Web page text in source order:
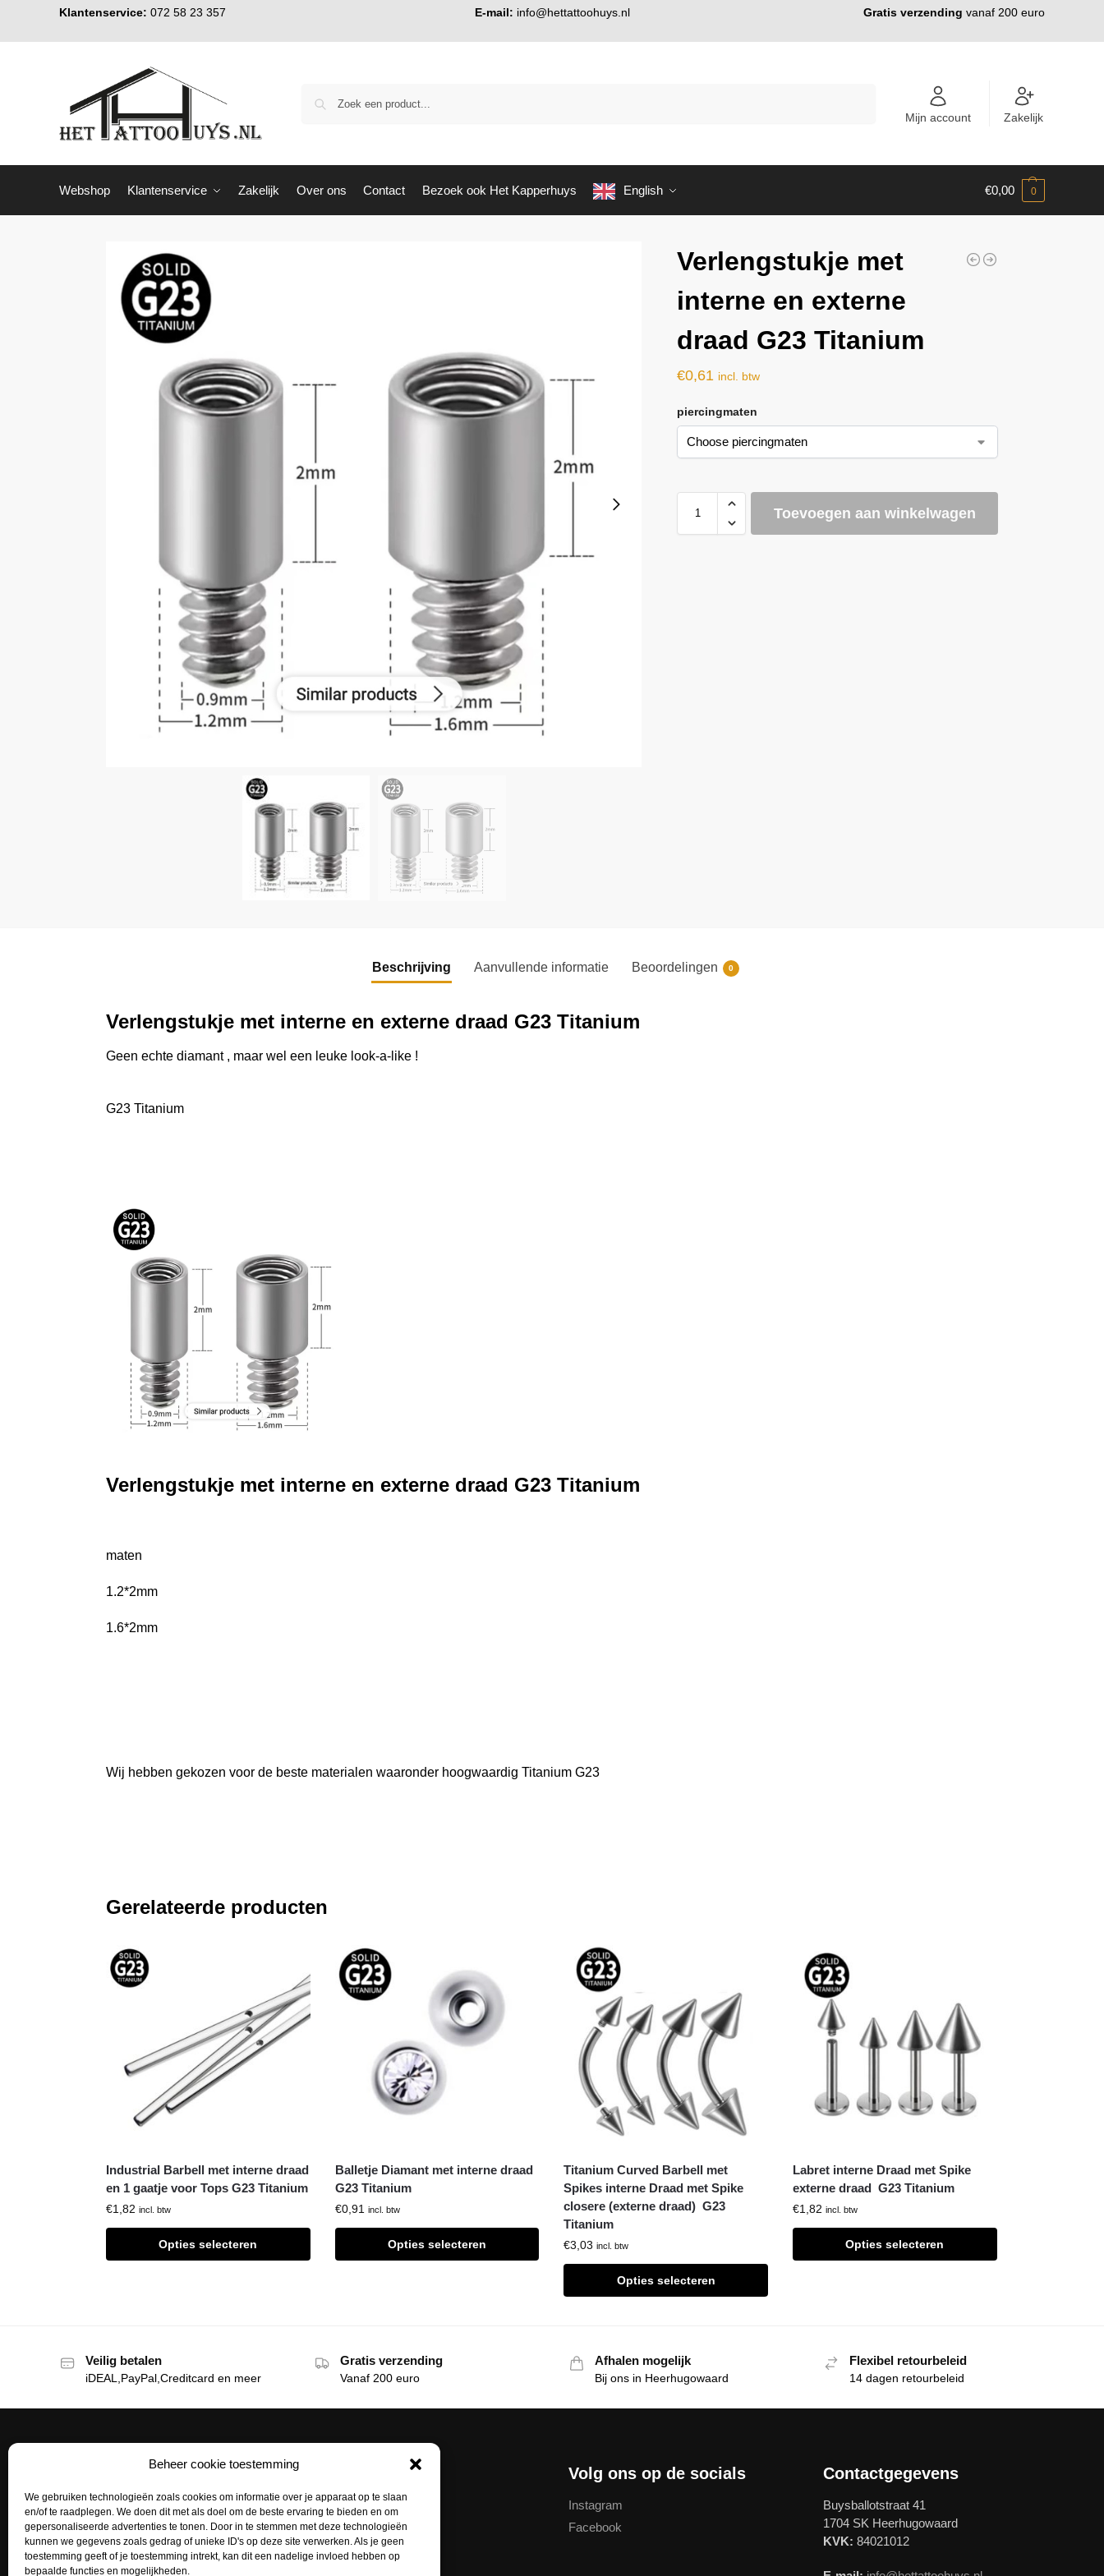
Beheer cookie toestemming
We gebruiken technologieën zoals cookies om informatie over je apparaat op te slaan
en/of te raadplegen. We doen dit met als doel om de beste ervaring te bieden en om
gepersonaliseerde advertenties te tonen. Door in te stemmen met deze technologieën
kunnen we gegevens zoals gedrag of unieke ID's op deze site verwerken. Als je geen
toestemming geeft of je toestemming intrekt, kan dit een nadelige invloed hebben op
bepaalde functies en mogelijkheden.
Klantenservice: 072 58 23 357 E-mail: info@hettattoohuys.nl Gratis verzending vanaf 200 euro
Mijn account Zakelijk
Webshop Klantenservice Zakelijk Over ons Contact Bezoek ook Het Kapperhuys English €0,00 0
Verlengstukje met
interne en externe
draad G23 Titanium
€0,61 incl. btw
piercingmaten
Toevoegen aan winkelwagen
Beschrijving Aanvullende informatie Beoordelingen 0
Verlengstukje met interne en externe draad G23 Titanium
Geen echte diamant , maar wel een leuke look-a-like !
G23 Titanium
Verlengstukje met interne en externe draad G23 Titanium
maten
1.2*2mm
1.6*2mm
Wij hebben gekozen voor de beste materialen waaronder hoogwaardig Titanium G23
Gerelateerde producten
Industrial Barbell met interne draad
en 1 gaatje voor Tops G23 Titanium
€1,82 incl. btw
Opties selecteren
Balletje Diamant met interne draad
G23 Titanium
€0,91 incl. btw
Opties selecteren
Titanium Curved Barbell met
Spikes interne Draad met Spike
closere (externe draad) G23
Titanium
€3,03 incl. btw
Opties selecteren
Labret interne Draad met Spike
externe draad G23 Titanium
€1,82 incl. btw
Opties selecteren
Veilig betalen
iDEAL,PayPal,Creditcard en meer
Gratis verzending
Vanaf 200 euro
Afhalen mogelijk
Bij ons in Heerhugowaard
Flexibel retourbeleid
14 dagen retourbeleid
Het Tattoohuys
Een complete inrichting voor je
tattoostudio uitzoeken of het aanvullen
van je voorraad tattoo supplies: het kan
allemaal bij het Tattoohuys, dé
Klantenservice
Bestellen
Betaalmethodes
Mijn account
Volg ons op de socials
Instagram
Facebook
Contactgegevens
Buysballotstraat 41
1704 SK Heerhugowaard
KVK: 84021012